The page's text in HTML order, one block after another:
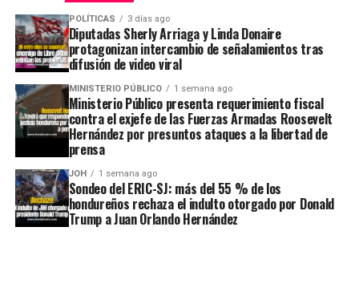
POLÍTICAS 3 días ago
Diputadas Sherly Arriaga y Linda Donaire
protagonizan intercambio de señalamientos tras
difusión de video viral
MINISTERIO PÚBLICO 1 semana ago
Ministerio Público presenta requerimiento fiscal
contra el exjefe de las Fuerzas Armadas Roosevelt
Hernández por presuntos ataques a la libertad de
prensa
JOH 1 semana ago
Sondeo del ERIC-SJ: más del 55 % de los
hondureños rechaza el indulto otorgado por Donald
Trump a Juan Orlando Hernández